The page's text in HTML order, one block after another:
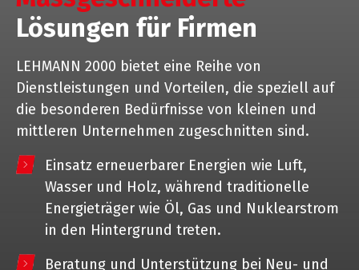
Lösungen für Firmen
LEHMANN 2000 bietet eine Reihe von
Dienstleistungen und Vorteilen, die speziell auf
die besonderen Bedürfnisse von kleinen und
mittleren Unternehmen zugeschnitten sind.
Einsatz erneuerbarer Energien wie Luft,
Wasser und Holz, während traditionelle
Energieträger wie Öl, Gas und Nuklearstrom
in den Hintergrund treten.
Beratung und Unterstützung bei Neu- und